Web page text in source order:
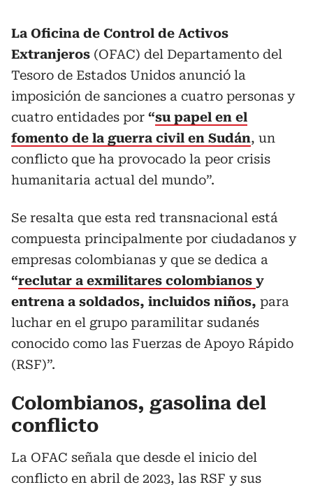
La Oficina de Control de Activos
Extranjeros (OFAC) del Departamento del
Tesoro de Estados Unidos anunció la
imposición de sanciones a cuatro personas y
cuatro entidades por “su papel en el
fomento de la guerra civil en Sudán, un
conflicto que ha provocado la peor crisis
humanitaria actual del mundo”.
Se resalta que esta red transnacional está
compuesta principalmente por ciudadanos y
empresas colombianas y que se dedica a
“reclutar a exmilitares colombianos y
entrena a soldados, incluidos niños, para
luchar en el grupo paramilitar sudanés
conocido como las Fuerzas de Apoyo Rápido
(RSF)”.
Colombianos, gasolina del
conflicto
La OFAC señala que desde el inicio del
conflicto en abril de 2023, las RSF y sus